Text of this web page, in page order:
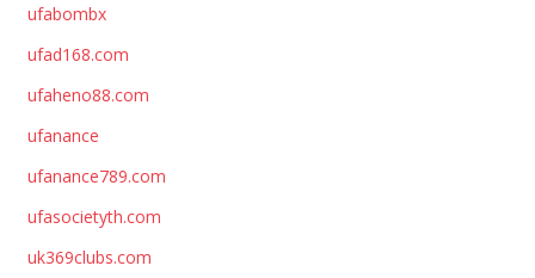
ufabombx
ufad168.com
ufaheno88.com
ufanance
ufanance789.com
ufasocietyth.com
uk369clubs.com